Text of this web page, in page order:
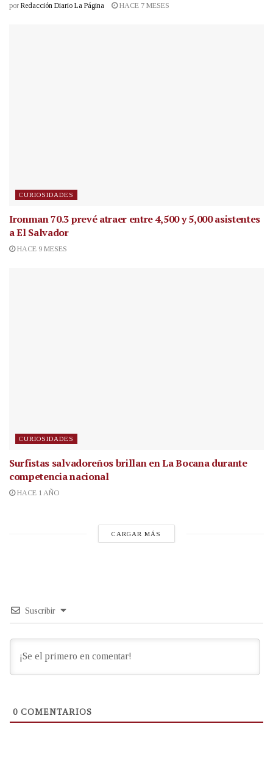
por Redacción Diario La Página HACE 7 MESES
CURIOSIDADES
Ironman 70.3 prevé atraer entre 4,500 y 5,000 asistentes
a El Salvador
HACE 9 MESES
CURIOSIDADES
Surfistas salvadoreños brillan en La Bocana durante
competencia nacional
HACE 1 AÑO
CARGAR MÁS
Suscribir
0 COMENTARIOS